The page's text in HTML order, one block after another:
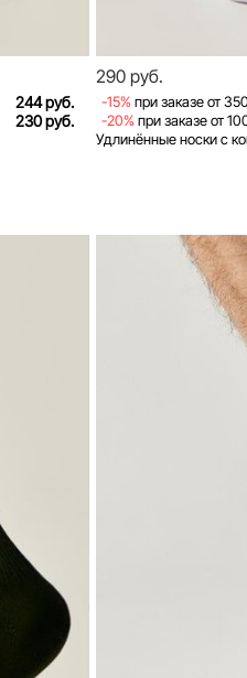
244 руб.
230 руб.
290 руб.
-15% при заказе от
-20% при заказе от
Удлинённые носки с